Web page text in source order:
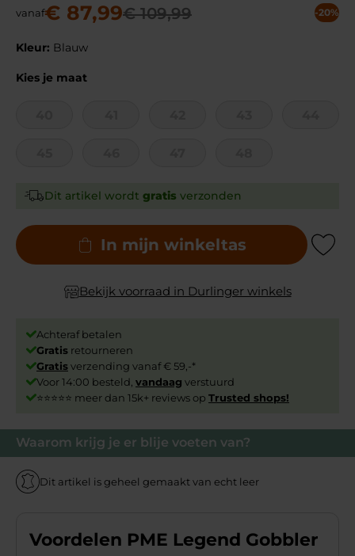
Waarom krijg je er blije voeten van?
Dit artikel is geheel gemaakt van echt leer
Voordelen PME Legend Gobbler
vanaf€ 87,99€ 109,99 -20%
Kleur: Blauw
Kies je maat
Dit artikel wordt gratis verzonden
In mijn winkeltas Add to
Bekijk voorraad in Durlinger winkels
Achteraf betalen
Gratis retourneren
Gratisverzending vanaf € 59,-*
Voor 14:00 besteld, vandaag verstuurd
⭐⭐⭐⭐⭐ meer dan 15k+ reviews op Trusted shops!